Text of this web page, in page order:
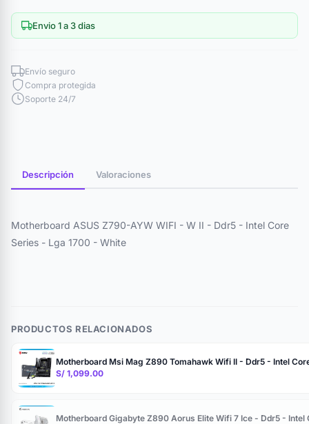
Envio 1 a 3 dias
Envío seguro
Compra protegida
Soporte 24/7
Descripción Valoraciones
Motherboard ASUS Z790-AYW WIFI - W II - Ddr5 - Intel Core
Series - Lga 1700 - White
PRODUCTOS RELACIONADOS
Motherboard Msi Mag Z890 Tomahawk Wifi II - Ddr5 - Intel
S/ 1,099.00
Motherboard Gigabyte Z890 Aorus Elite Wifi 7 Ice - Ddr5 - Intel